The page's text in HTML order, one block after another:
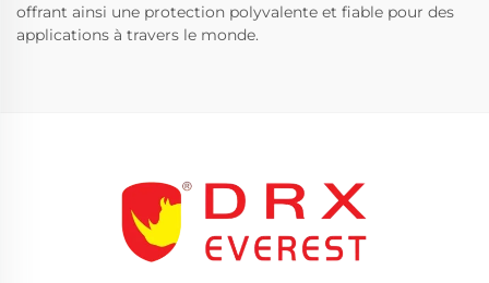
offrant ainsi une protection polyvalente et fiable pour des
applications à travers le monde.